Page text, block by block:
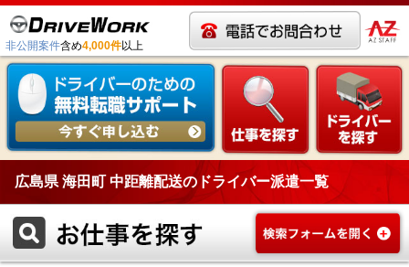
非公開案件含め4,000件以上
広島県 海田町 中距離配送のドライバー派遣一覧